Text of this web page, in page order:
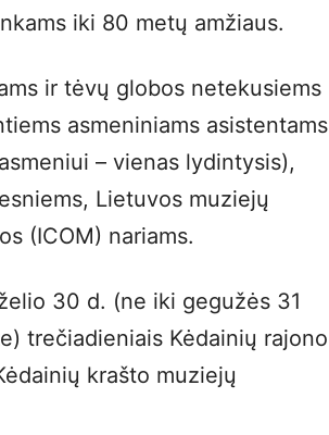
iki 80 metų amžiaus.
ir tėvų globos netekusiems
asmeniniams asistentams
– vienas lydintysis),
Lietuvos muziejų
(ICOM) nariams.
30 d. (ne iki gegužės 31
trečiadieniais Kėdainių rajono
krašto muziejų